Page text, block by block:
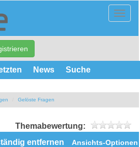
News Suche
Gelöste Fragen
Themabewertung:
Ansichts-Optionen
entfernen